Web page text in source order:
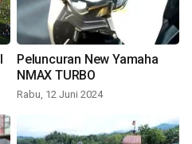
Peluncuran New Yamaha
NMAX TURBO
Rabu, 12 Juni 2024